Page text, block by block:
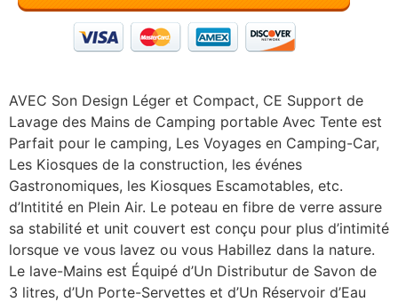
AVEC Son Design Léger et Compact, CE Support de
Lavage des Mains de Camping portable Avec Tente est
Parfait pour le camping, Les Voyages en Camping-Car,
Les Kiosques de la construction, les événes
Gastronomiques, les Kiosques Escamotables, etc.
d’Intitité en Plein Air. Le poteau en fibre de verre assure
sa stabilité et unit couvert est conçu pour plus d’intimité
lorsque ve vous lavez ou vous Habillez dans la nature.
Le lave-Mains est Équipé d’Un Distributur de Savon de
3 litres, d’Un Porte-Servettes et d’Un Réservoir d’Eau